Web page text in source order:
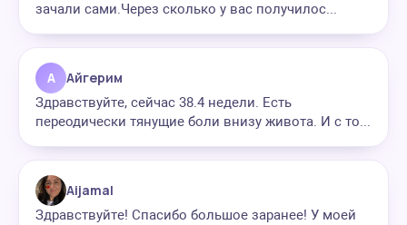
зачали сами.Через сколько у вас получилос...
А Айгерим
Здравствуйте, сейчас 38.4 недели. Есть
переодически тянущие боли внизу живота. И с то...
Aijamal
Здравствуйте! Спасибо большое заранее! У моей